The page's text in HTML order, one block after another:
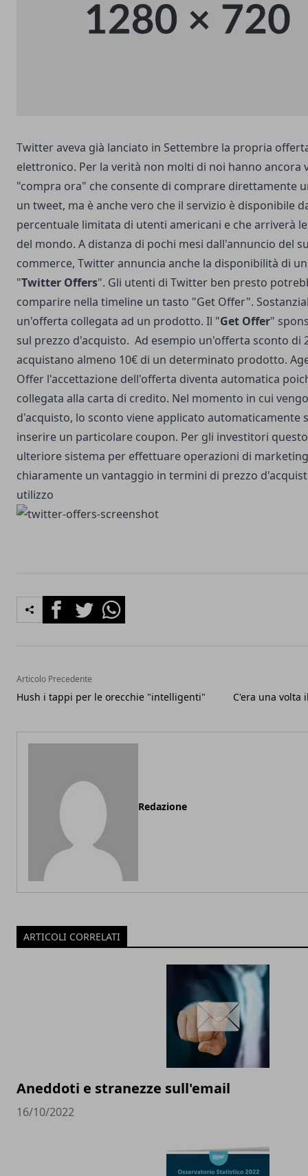
Twitter aveva già lanciato in Settembre la propria
elettronico. Per la verità non molti di noi hanno ancora
"compra ora" che consente di comprare direttamente
un tweet, ma è anche vero che il servizio è disponibile
percentuale limitata di utenti americani e che arriverà
del mondo. A distanza di pochi mesi dall'annuncio del
commerce, Twitter annuncia anche la disponibilità di
"Twitter Offers". Gli utenti di Twitter ben presto
comparire nella timeline un tasto "Get Offer".
un'offerta collegata ad un prodotto. Il "Get Offer"
sul prezzo d'acquisto. Ad esempio un'offerta sconto di
acquistano almeno 10€ di un determinato prodotto.
Offer l'accettazione dell'offerta diventa automatica
collegata alla carta di credito. Nel momento in cui
d'acquisto, lo sconto viene applicato automaticamente
inserire un particolare coupon. Per gli investitori
ulteriore sistema per effettuare operazioni di
chiaramente un vantaggio in termini di prezzo
utilizzo
FacebookTwitterWhatsapp
Articolo Precedente
Hush i tappi per le orecchie "intelligenti" C'era una volta
Redazione
ARTICOLI CORRELATI
Aneddoti e stranezze sull'email
16/10/2022